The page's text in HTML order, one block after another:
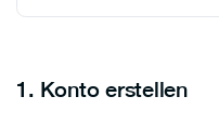
1. Konto erstellen
Czech Republic